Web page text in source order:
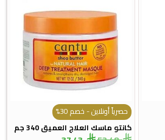
حصرياً أونلاين - خصم 30%
كانتو ماسك العلاج العميق 340 جم